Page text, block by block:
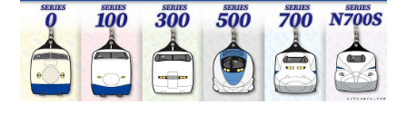
採用情報
駅ナカみやげやこだわりの鉄道グッズ、オンライン限定商品な
どを取り揃えたサイトです。
JR東海MARKET
自社ECサイト
楽天市場
auPayマーケット